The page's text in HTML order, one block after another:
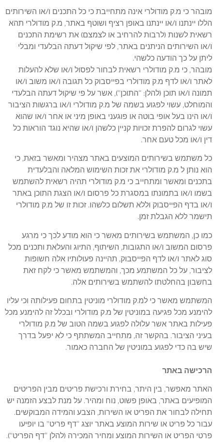
מובהר כי מ.ק מודולרי אינה מתחייבת כי כל התכנים ו/או השירותים
הללו יינתנו ו/או יינתנו באופן רציף ושוטף באתר, מ.ק מודולרי תהא
רשאית לשנות (לרבות להרחיב או לצמצם) את רשימת התכנים
ו/או השירותים הניתנים באתר, לפי שיקול דעתה הבלעדי ומבלי
ליתן על כך הודעה כלשהי.
מובהר, כי מ.ק מודולרי רשאית לבחור לפסול ו/או שלא להעלות
לאתר ו/או לדף מ.ק מודולרי בפייסבוק כל תגובה ו/או משוב ו/או
תמונה ו/או תוכן (להלן: “התוכן”), אשר על פי שיקול דעתה הבלעדי
והמוחלט, עשוי לפגוע בשמה של מ.ק מודולרי ו/או ברגשות הציבור
ו/או הינו בעל אופי בוטה או פוגעני באופן מיני או אחר ו/או שהוא
עשוי לגרום להפרת זכויות קניין כלשהן ו/או שהיא נוגד הוראות כל
דין ו/או מכל טעם אחר.
כל משתמש בשירותים המוצעים באתר מצהיר ומאשר בזאת, כי
הוא נותן ל מ.ק מודולרי את זכות השימוש המלאה והבלעדית
בתכנים ומאשר ומתחייב כי מ.ק מודולרי תהיה רשאית להשתמש
בשמו ו/או בתמונתו במסגרת כל פרסום ו/או הצגת התוכן באתר
ו/או בדף הפייסבוק וללא תשלום כלשהו. זכות זו של מ.ק מודולרי
תישמר ללא הגבלת זמן.
כמו כן, המשתמש בשירותים מאשר כי הוא מודע לכך כי מרגע
פרסום המשוב ו/או התגובות, השיתוף, התיוג והעלאת ותכנים מכל
סוג לאתר ו/או לדף הפייסבוק, תהיינה פעולותיו אלה חשופות
לציבור, על כל המשתמע מכך, והמשתמש מאשר כי לקח זאת
בחשבון בהחלטתו להשתמש בשירותים אלה.
המשתמש מאשר כי למ.ק מודולרי מוניטין בתחום פעילותה וכי עליו
להימנע מכל פגיעה במוניטין של מ.ק מודולרי ובכלל זה להימנע מכל
פעילות באתר אשר עלולה לפגוע בשמה הטוב של מ.ק מודולרי
בעיני הציבור. בהקשר זה, מתחייב המשתתף כי לא יפעל בדרך
שיש בה כדי לפגוע במוניטין של החברה כאמור.
הרכישה באתר
האתר מאפשר, בין היתר, בחירת ורכישת פריטים מבין הפריטים
המופיעים באתר, באופן פשוט, נוח ומהיר. על מנת לבצע הזמנה יש
תחילה לבחור את הפריט או השירות, הצבע והמידה המבוקשים.
עבור כל פריט או שירות המוצע באתר יוצג “דף פריט” בו יופיעו
פרטי הפריט או השירות המוצע ומחיר המכירה (להלן “דף הפריט”).